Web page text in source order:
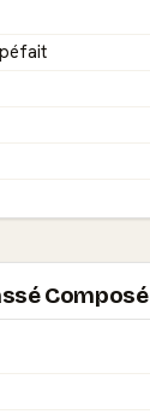
Composé